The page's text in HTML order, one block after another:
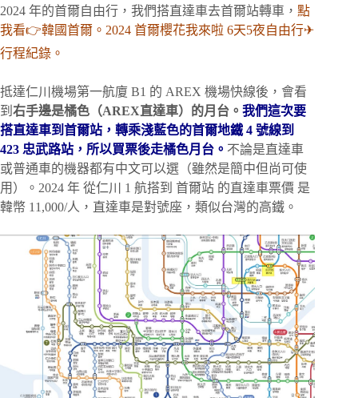
2024 年的首爾自由行，我們搭直達車去首爾站轉車， 點
我看👉韓國首爾。2024 首爾櫻花我來啦 6天5夜自由行✈
行程紀錄。
抵達仁川機場第一航廈 B1 的 AREX 機場快線後，會看
到 右手邊是橘色（AREX直達車）的月台。 我們這次要
搭直達車到首爾站，轉乘淺藍色的首爾地鐵 4 號線到
423 忠武路站，所以買票後走橘色月台。 不論是直達車
或普通車的機器都有中文可以選（雖然是簡中但尚可使
用）。2024 年 從仁川 1 航搭到 首爾站 的直達車票價 是
韓幣 11,000/人，直達車是對號座，類似台灣的高鐵。